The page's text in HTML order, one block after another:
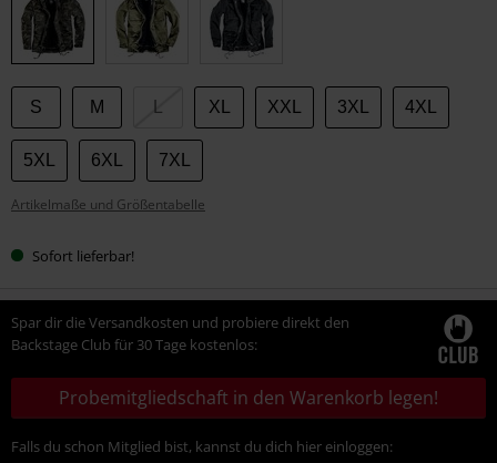
Größe
S M XL XXL 3XL 4XL
5XL 6XL 7XL
Artikelmaße und Größentabelle
Sofort lieferbar!
Spar dir die Versandkosten und probiere direkt den
Backstage Club für 30 Tage kostenlos:
Probemitgliedschaft in den Warenkorb legen!
Falls du schon Mitglied bist, kannst du dich hier einloggen: